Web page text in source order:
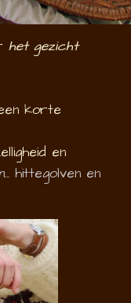
het gezicht
korte
en
hittegolven en